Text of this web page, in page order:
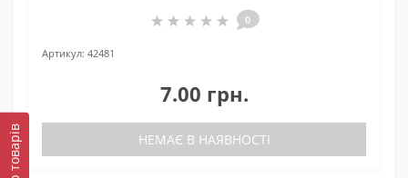
0
Артикул: 42481
7.00 грн.
НЕМАЄ В НАЯВНОСТІ